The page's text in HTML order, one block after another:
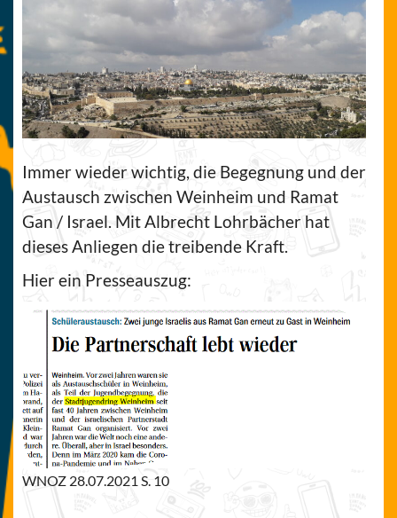
Immer wieder wichtig, die Begegnung und der
Austausch zwischen Weinheim und Ramat
Gan / Israel. Mit Albrecht Lohrbächer hat
dieses Anliegen die treibende Kraft.
Hier ein Presseauszug:
WNOZ 28.07.2021 S. 10